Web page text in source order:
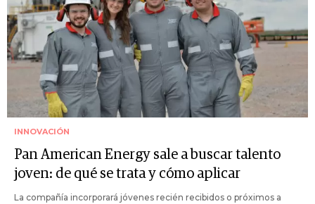
INNOVACIÓN
Pan American Energy sale a buscar talento
joven: de qué se trata y cómo aplicar
La compañía incorporará jóvenes recién recibidos o próximos a